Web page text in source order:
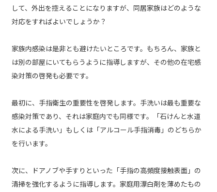
して、外出を控えることになりますが、同居家族はどのような
対応をすればよいでしょうか？
家族内感染は是非とも避けたいところです。もちろん、家族と
は別の部屋にいてもらうように指導しますが、その他の在宅感
染対策の啓発も必要です。
最初に、手指衛生の重要性を啓発します。手洗いは最も重要な
感染対策であり、それは家庭内でも同様です。「石けんと水道
水による手洗い」もしくは「アルコール手指消毒」のどちらか
を行います。
次に、ドアノブや手すりといった「手指の高頻度接触表面」の
清掃を強化するように指導します。家庭用漂白剤を薄めたもの